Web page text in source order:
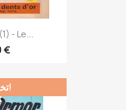
- Le...
€
تخفيضات!